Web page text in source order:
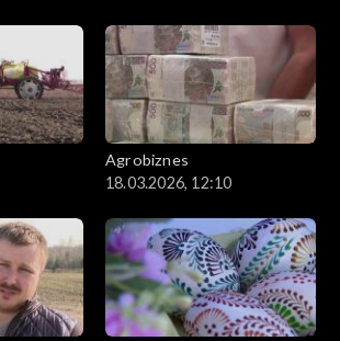
Agrobiznes
18.03.2026, 12:10